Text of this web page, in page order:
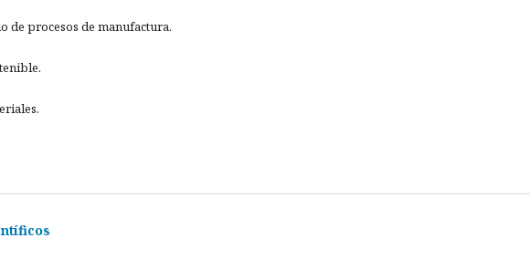
de procesos de manufactura.